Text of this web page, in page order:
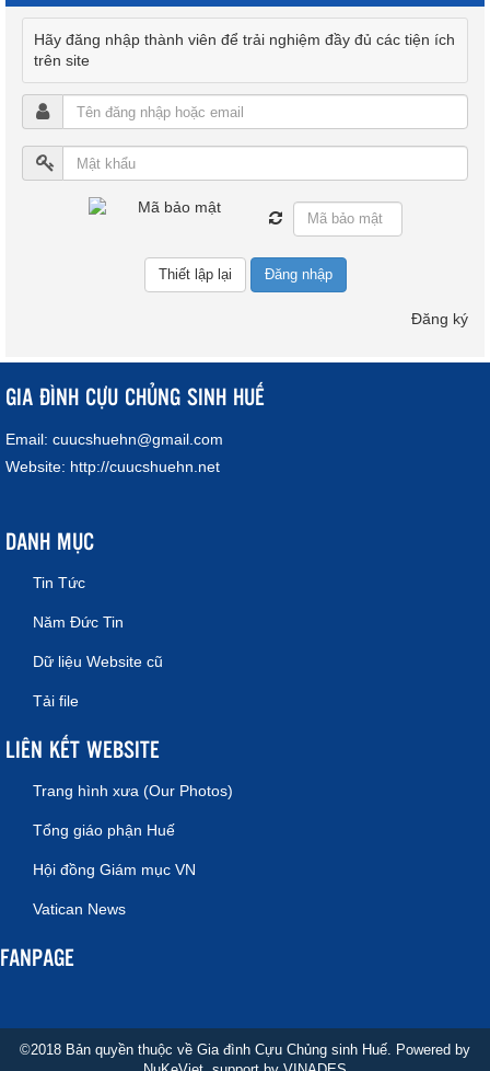
Hãy đăng nhập thành viên để trải nghiệm đầy đủ các tiện ích
trên site
Đăng nhập
Đăng ký
GIA ĐÌNH CỰU CHỦNG SINH HUẾ
Email: cuucshuehn@gmail.com
Website: http://cuucshuehn.net
DANH MỤC
Tin Tức
Năm Đức Tin
Dữ liệu Website cũ
Tải file
LIÊN KẾT WEBSITE
Trang hình xưa (Our Photos)
Tổng giáo phận Huế
Hội đồng Giám mục VN
Vatican News
FANPAGE
©2018 Bản quyền thuộc về Gia đình Cựu Chủng sinh Huế. Powered by